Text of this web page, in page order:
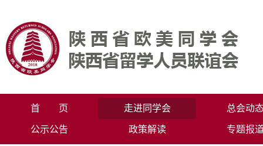
首 页 走进同学会 总会动
公示公告 政策解读 专题报